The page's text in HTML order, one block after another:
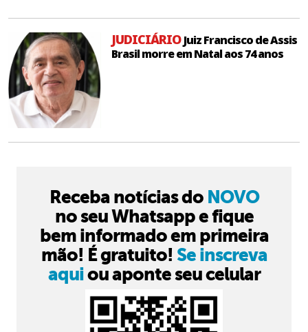
JUDICIÁRIOJuiz Francisco de Assis
Brasil morre em Natal aos 74 anos
Receba notícias do NOVO
no seu Whatsapp e fique
bem informado em primeira
mão! É gratuito! Se inscreva
aquiou aponte seu celular